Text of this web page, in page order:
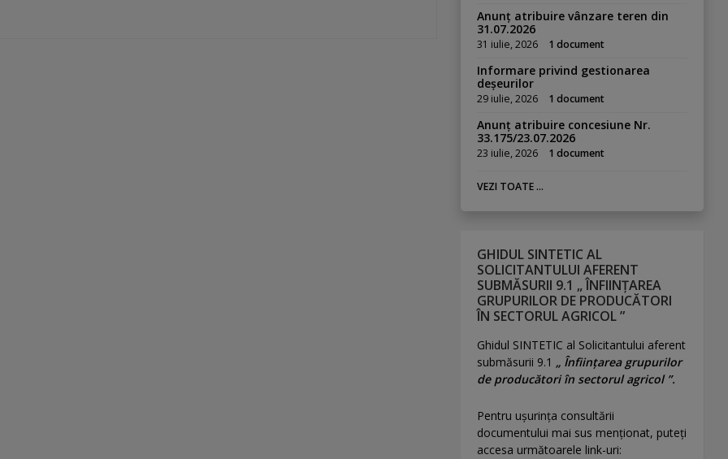
Anunț atribuire vânzare teren din
31.07.2026
31 iulie, 2026 1 document
Informare privind gestionarea
deșeurilor
29 iulie, 2026 1 document
Anunț atribuire concesiune Nr.
33.175/23.07.2026
23 iulie, 2026 1 document
VEZI TOATE ...
GHIDUL SINTETIC AL
SOLICITANTULUI AFERENT
SUBMĂSURII 9.1 „ ÎNFIINȚAREA
GRUPURILOR DE PRODUCĂTORI
ÎN SECTORUL AGRICOL ”
Ghidul SINTETIC al Solicitantului aferent
submăsurii 9.1 „ Înființarea grupurilor
de producători în sectorul agricol ”.
Pentru uşurinţa consultării
documentului mai sus menţionat, puteţi
accesa următoarele link-uri: